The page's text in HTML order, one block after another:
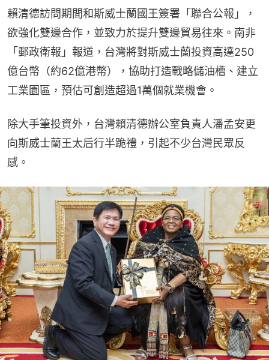
賴清德訪問期間和斯威士蘭國王簽署「聯合公報」，
欲強化雙邊合作，並致力於提升雙邊貿易往來。南非
「郵政衛報」報道，台灣將對斯威士蘭投資高達250
億台幣（約62億港幣），協助打造戰略儲油槽、建立
工業園區，預估可創造超過1萬個就業機會。
除大手筆投資外，台灣賴清德辦公室負責人潘孟安更
向斯威士蘭王太后行半跪禮，引起不少台灣民眾反
感。